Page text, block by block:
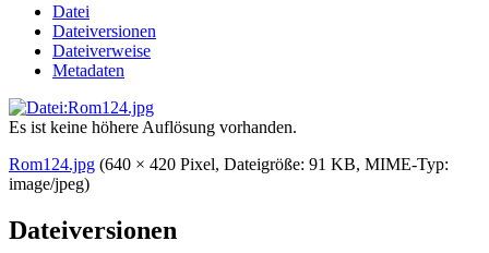
Datei
Dateiversionen
Dateiverweise
Metadaten
Es ist keine höhere Auflösung vorhanden.
Rom124.jpg (640 × 420 Pixel, Dateigröße: 91 KB, MIME-Typ:
image/jpeg)
Dateiversionen